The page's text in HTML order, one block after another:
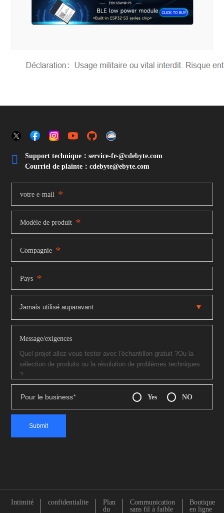

Support technique：service-fr-@cdebyte.com
Courriel de plainte：cdebyte@ebyte.com
votre e-mail *
Modèle de produit *
Compagnie *
Pays *
Message/exigences
Pour le business* Yes NO
Intimité confidentialite
Plan
du
Communication
sans fil à faible
Boutique
en ligne